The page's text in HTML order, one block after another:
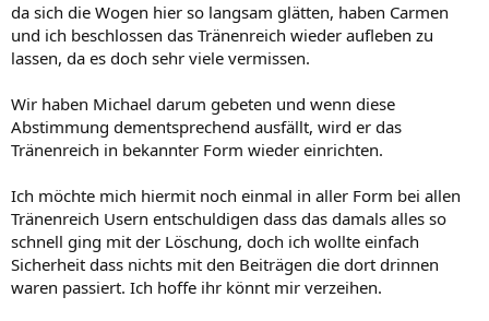
da sich die Wogen hier so langsam glätten, haben Carmen
und ich beschlossen das Tränenreich wieder aufleben zu
lassen, da es doch sehr viele vermissen.
Wir haben Michael darum gebeten und wenn diese
Abstimmung dementsprechend ausfällt, wird er das
Tränenreich in bekannter Form wieder einrichten.
Ich möchte mich hiermit noch einmal in aller Form bei allen
Tränenreich Usern entschuldigen dass das damals alles so
schnell ging mit der Löschung, doch ich wollte einfach
Sicherheit dass nichts mit den Beiträgen die dort drinnen
waren passiert. Ich hoffe ihr könnt mir verzeihen.